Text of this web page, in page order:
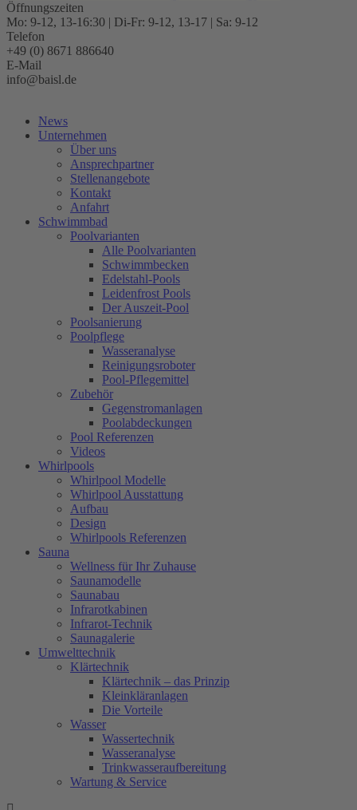
Öffnungszeiten
Mo: 9-12, 13-16:30 | Di-Fr: 9-12, 13-17 | Sa: 9-12
Telefon
+49 (0) 8671 886640
E-Mail
info@baisl.de
News
Unternehmen
Über uns
Ansprechpartner
Stellenangebote
Kontakt
Anfahrt
Schwimmbad
Poolvarianten
Alle Poolvarianten
Schwimmbecken
Edelstahl-Pools
Leidenfrost Pools
Der Auszeit-Pool
Poolsanierung
Poolpflege
Wasseranalyse
Reinigungsroboter
Pool-Pflegemittel
Zubehör
Gegenstromanlagen
Poolabdeckungen
Pool Referenzen
Videos
Whirlpools
Whirlpool Modelle
Whirlpool Ausstattung
Aufbau
Design
Whirlpools Referenzen
Sauna
Wellness für Ihr Zuhause
Saunamodelle
Saunabau
Infrarotkabinen
Infrarot-Technik
Saunagalerie
Umwelttechnik
Klärtechnik
Klärtechnik – das Prinzip
Kleinkläranlagen
Die Vorteile
Wasser
Wassertechnik
Wasseranalyse
Trinkwasseraufbereitung
Wartung & Service